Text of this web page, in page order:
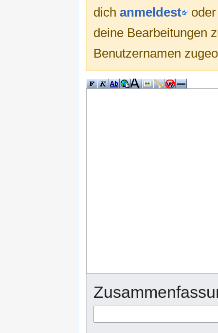
dich anmeldest
deine Bearbeitungen
Benutzernamen